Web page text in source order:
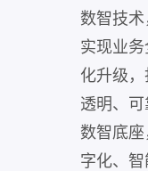
数智技
实现业
化升级，
透明、
数智底
字化、